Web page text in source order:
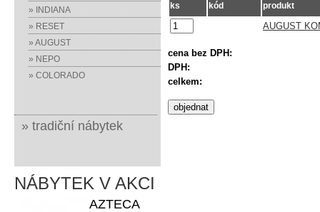
» INDIANA
» RESET
» AUGUST
» NEPO
» COLORADO
» tradiční nábytek
NÁBYTEK V AKCI
AZTECA
ks kód produkt
AUGUST
cena bez DPH:
DPH:
celkem: